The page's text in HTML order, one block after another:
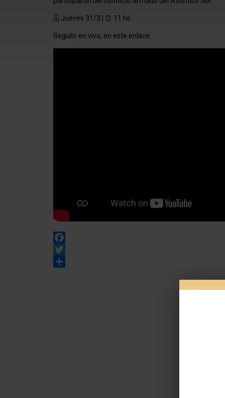
🗓️ Jueves 31/3 | ⏰ 11 hs.
Seguilo en vivo, en este enlace:
Facebook
Twitter